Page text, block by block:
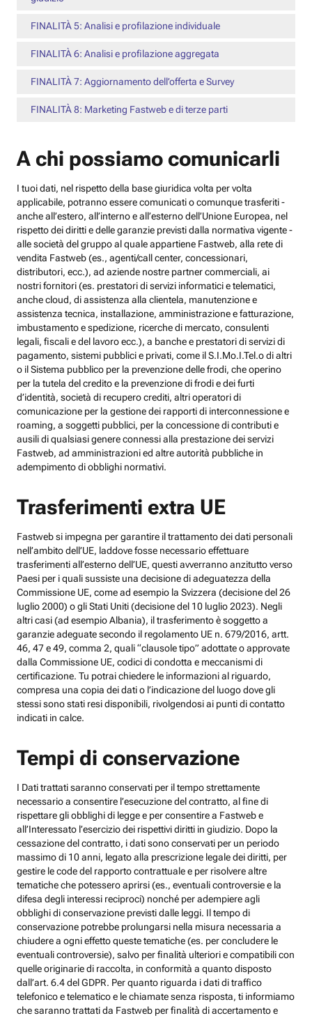
FINALITÀ 5: Analisi e profilazione individuale
FINALITÀ 6: Analisi e profilazione aggregata
FINALITÀ 7: Aggiornamento dell’offerta e Survey
FINALITÀ 8: Marketing Fastweb e di terze parti
A chi possiamo comunicarli
I tuoi dati, nel rispetto della base giuridica volta per volta
applicabile, potranno essere comunicati o comunque trasferiti -
anche all’estero, all’interno e all’esterno dell’Unione Europea, nel
rispetto dei diritti e delle garanzie previsti dalla normativa vigente -
alle società del gruppo al quale appartiene Fastweb, alla rete di
vendita Fastweb (es., agenti/call center, concessionari,
distributori, ecc.), ad aziende nostre partner commerciali, ai
nostri fornitori (es. prestatori di servizi informatici e telematici,
anche cloud, di assistenza alla clientela, manutenzione e
assistenza tecnica, installazione, amministrazione e fatturazione,
imbustamento e spedizione, ricerche di mercato, consulenti
legali, fiscali e del lavoro ecc.), a banche e prestatori di servizi di
pagamento, sistemi pubblici e privati, come il S.I.Mo.I.Tel.o di altri
o il Sistema pubblico per la prevenzione delle frodi, che operino
per la tutela del credito e la prevenzione di frodi e dei furti
d’identità, società di recupero crediti, altri operatori di
comunicazione per la gestione dei rapporti di interconnessione e
roaming, a soggetti pubblici, per la concessione di contributi e
ausili di qualsiasi genere connessi alla prestazione dei servizi
Fastweb, ad amministrazioni ed altre autorità pubbliche in
adempimento di obblighi normativi.
Trasferimenti extra UE
Fastweb si impegna per garantire il trattamento dei dati personali
nell’ambito dell’UE, laddove fosse necessario effettuare
trasferimenti all’esterno dell’UE, questi avverranno anzitutto verso
Paesi per i quali sussiste una decisione di adeguatezza della
Commissione UE, come ad esempio la Svizzera (decisione del 26
luglio 2000) o gli Stati Uniti (decisione del 10 luglio 2023). Negli
altri casi (ad esempio Albania), il trasferimento è soggetto a
garanzie adeguate secondo il regolamento UE n. 679/2016, artt.
46, 47 e 49, comma 2, quali “clausole tipo” adottate o approvate
dalla Commissione UE, codici di condotta e meccanismi di
certificazione. Tu potrai chiedere le informazioni al riguardo,
compresa una copia dei dati o l’indicazione del luogo dove gli
stessi sono stati resi disponibili, rivolgendosi ai punti di contatto
indicati in calce.
Tempi di conservazione
I Dati trattati saranno conservati per il tempo strettamente
necessario a consentire l’esecuzione del contratto, al fine di
rispettare gli obblighi di legge e per consentire a Fastweb e
all’Interessato l’esercizio dei rispettivi diritti in giudizio. Dopo la
cessazione del contratto, i dati sono conservati per un periodo
massimo di 10 anni, legato alla prescrizione legale dei diritti, per
gestire le code del rapporto contrattuale e per risolvere altre
tematiche che potessero aprirsi (es., eventuali controversie e la
difesa degli interessi reciproci) nonché per adempiere agli
obblighi di conservazione previsti dalle leggi. Il tempo di
conservazione potrebbe prolungarsi nella misura necessaria a
chiudere a ogni effetto queste tematiche (es. per concludere le
eventuali controversie), salvo per finalità ulteriori e compatibili con
quelle originarie di raccolta, in conformità a quanto disposto
dall’art. 6.4 del GDPR. Per quanto riguarda i dati di traffico
telefonico e telematico e le chiamate senza risposta, ti informiamo
che saranno trattati da Fastweb per finalità di accertamento e